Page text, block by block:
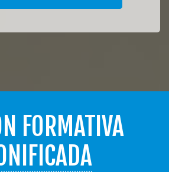
FORMATIVA